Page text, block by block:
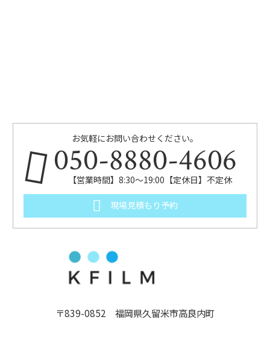
お気軽にお問い合わせください。
050-8880-4606
【営業時間】8:30～19:00【定休日】不定休
現場見積もり予約
〒839-0852 福岡県久留米市高良内町